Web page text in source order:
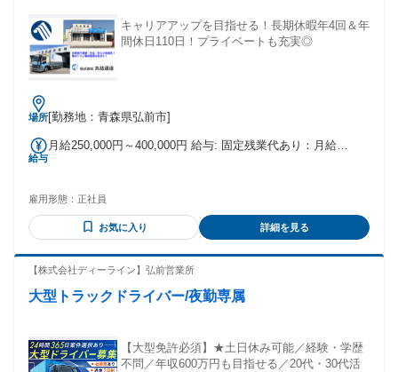
キャリアアップを目指せる！長期休暇年4回＆年
間休日110日！プライベートも充実◎
場所[勤務地：青森県弘前市]
給与
月給250,000円～400,000円 給与: 固定残業代あり：月給
追加で支給する。
雇用形態： 正社員
お気に入り 詳細を見る
【株式会社ディーライン】弘前営業所
大型トラックドライバー/夜勤専属
【大型免許必須】★土日休み可能／経験・学歴
不問／年収600万円も目指せる／20代・30代活